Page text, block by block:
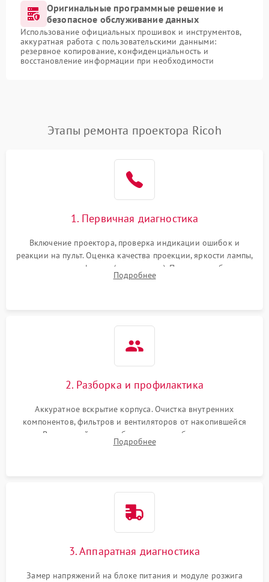
Оригинальные программные решение и
безопасное обслуживание данных
Использование официальных прошивок и инструментов,
аккуратная работа с пользовательскими данными:
резервное копирование, конфиденциальность и
восстановление информации при необходимости
Этапы ремонта проектора Ricoh
1. Первичная диагностика
Включение проектора, проверка индикации ошибок и
реакции на пульт. Оценка качества проекции, яркости лампы,
наличия артефактов (точки, пятна). Проверка работы
системы охлаждения по уровню шума вентиляторов.
Подробнее
2. Разборка и профилактика
Аккуратное вскрытие корпуса. Очистка внутренних
компонентов, фильтров и вентиляторов от накопившейся
пыли. Визуальный осмотр блока питания, балласта лампы и
материнской платы на наличие прогаров или вздутых
Подробнее
3. Аппаратная диагностика
Замер напряжений на блоке питания и модуле розжига